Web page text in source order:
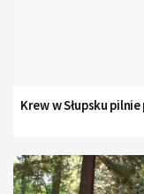
Krew w Słupsku